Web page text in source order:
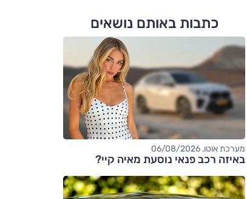
כתבות באותם נושאים
מערכת אוטו, 06/08/2026
באיזה רכב פנאי נוסעת מאיה קיי?